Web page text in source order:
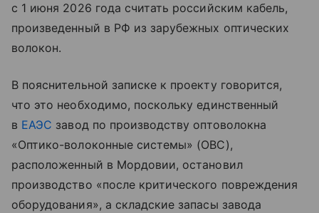
с 1 июня 2026 года считать российским кабель,
произведенный в РФ из зарубежных оптических
волокон.
В пояснительной записке к проекту говорится,
что это необходимо, поскольку единственный
в ЕАЭС завод по производству оптоволокна
«Оптико-волоконные системы» (ОВС),
расположенный в Мордовии, остановил
производство «после критического повреждения
оборудования», а складские запасы завода